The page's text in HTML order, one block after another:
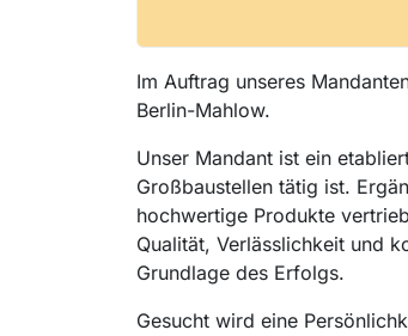
Im Auftrag unseres
Berlin-Mahlow.
Unser Mandant ist ein
Großbaustellen tätig ist.
hochwertige Produkte
Qualität, Verlässlichkeit und
Grundlage des Erfolgs.
Gesucht wird eine